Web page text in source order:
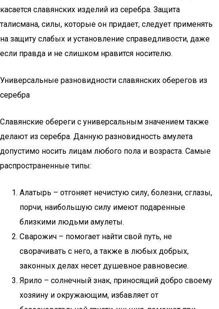
касается славянских изделий из серебра. Защита
талисмана, силы, которые он придает, следует применять
на защиту слабых и установление справедливости, даже
если правда и не слишком нравится носителю.
Универсальные разновидности славянских оберегов из
серебра
Славянские обереги с универсальным значением также
делают из серебра. Данную разновидность амулета
допустимо носить лицам любого пола и возраста. Самые
распространенные типы:
Алатырь – отгоняет нечистую силу, болезни, сглазы,
порчи, наибольшую силу имеют подаренные
близкими людьми амулеты.
Сварожич – помогает найти свой путь, не
сворачивать с него, а также в любых добрых,
законных делах несет душевное равновесие.
Ярило – солнечный знак, приносящий добро своему
хозяину и окружающим, избавляет от